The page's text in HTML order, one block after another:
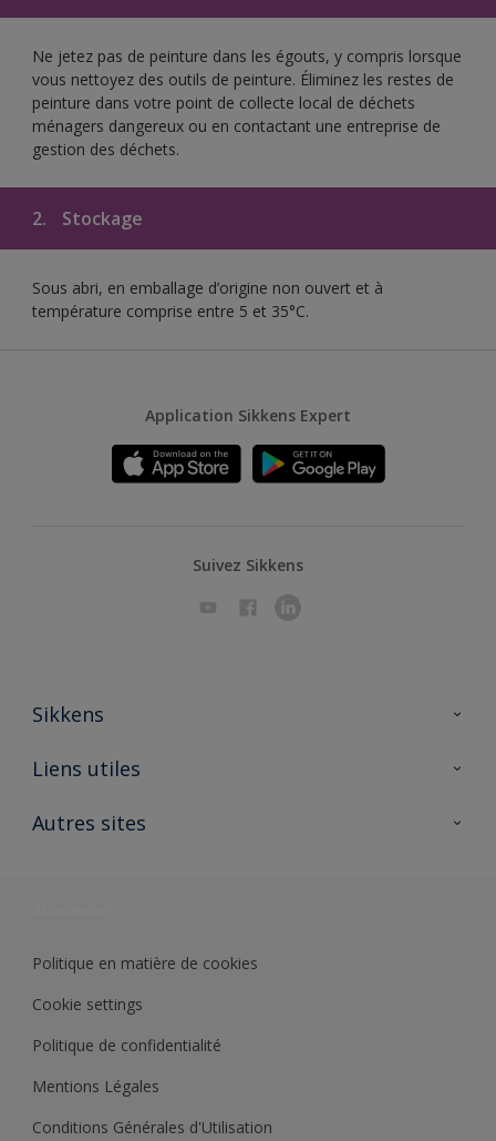
Ne jetez pas de peinture dans les égouts, y compris lorsque
vous nettoyez des outils de peinture. Éliminez les restes de
peinture dans votre point de collecte local de déchets
ménagers dangereux ou en contactant une entreprise de
gestion des déchets.
2. Stockage
Sous abri, en emballage d’origine non ouvert et à
température comprise entre 5 et 35°C.
Application Sikkens Expert
Suivez Sikkens
Sikkens
A propos de Sikkens
Liens utiles
Ouvrir un magasin PASS
Autres sites
Politique en matière de cookies
Cookie settings
Politique de confidentialité
Mentions Légales
Conditions Générales d'Utilisation